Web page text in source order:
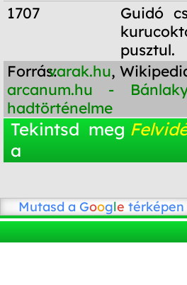
1707
Guidó
pusztul.
Forrás:varak.hu,
arcanum.hu -
hadtörténelme
Tekintsd meg
a
Mutasd a Google térképen